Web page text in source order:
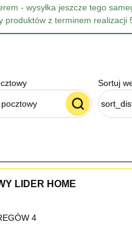
- wysyłka jeszcze tego
produktów z terminem realizacji
Sortuj
LIDER HOME
4